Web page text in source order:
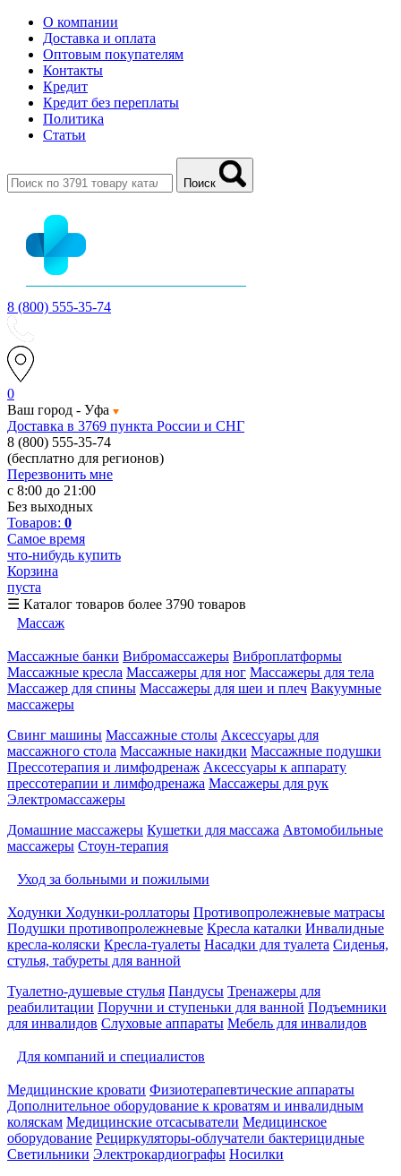
О компании
Доставка и оплата
Оптовым покупателям
Контакты
Кредит
Кредит без переплаты
Политика
Статьи
Поиск
8 (800) 555-35-74
0
Ваш город - Уфа
Доставка в 3769 пункта России и СНГ
8 (800) 555-35-74
(бесплатно для регионов)
Перезвонить мне
с 8:00 до 21:00
Без выходных
Товаров: 0
Самое время
что-нибудь купить
Корзина
пуста
☰ Каталог товаров более 3790 товаров
Массаж
Массажные банки Вибромассажеры Виброплатформы
Массажные кресла Массажеры для ног Массажеры для тела
Массажер для спины Массажеры для шеи и плеч Вакуумные
массажеры
Свинг машины Массажные столы Аксессуары для
массажного стола Массажные накидки Массажные подушки
Прессотерапия и лимфодренаж Аксессуары к аппарату
прессотерапии и лимфодренажа Массажеры для рук
Электромассажеры
Домашние массажеры Кушетки для массажа Автомобильные
массажеры Стоун-терапия
Уход за больными и пожилыми
Ходунки Ходунки-роллаторы Противопролежневые матрасы
Подушки противопролежневые Кресла каталки Инвалидные
кресла-коляски Кресла-туалеты Насадки для туалета Сиденья,
стулья, табуреты для ванной
Туалетно-душевые стулья Пандусы Тренажеры для
реабилитации Поручни и ступеньки для ванной Подъемники
для инвалидов Слуховые аппараты Мебель для инвалидов
Для компаний и специалистов
Медицинские кровати Физиотерапевтические аппараты
Дополнительное оборудование к кроватям и инвалидным
коляскам Медицинские отсасыватели Медицинское
оборудование Рециркуляторы-облучатели бактерицидные
Светильники Электрокардиографы Носилки